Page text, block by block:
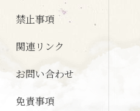
禁止事項
関連リンク
お問い合わせ
免責事項